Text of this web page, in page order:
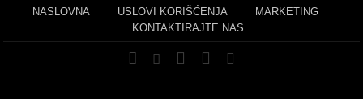
NASLOVNA USLOVI KORIŠĆENJA
MARKETING
KONTAKTIRAJTE NAS